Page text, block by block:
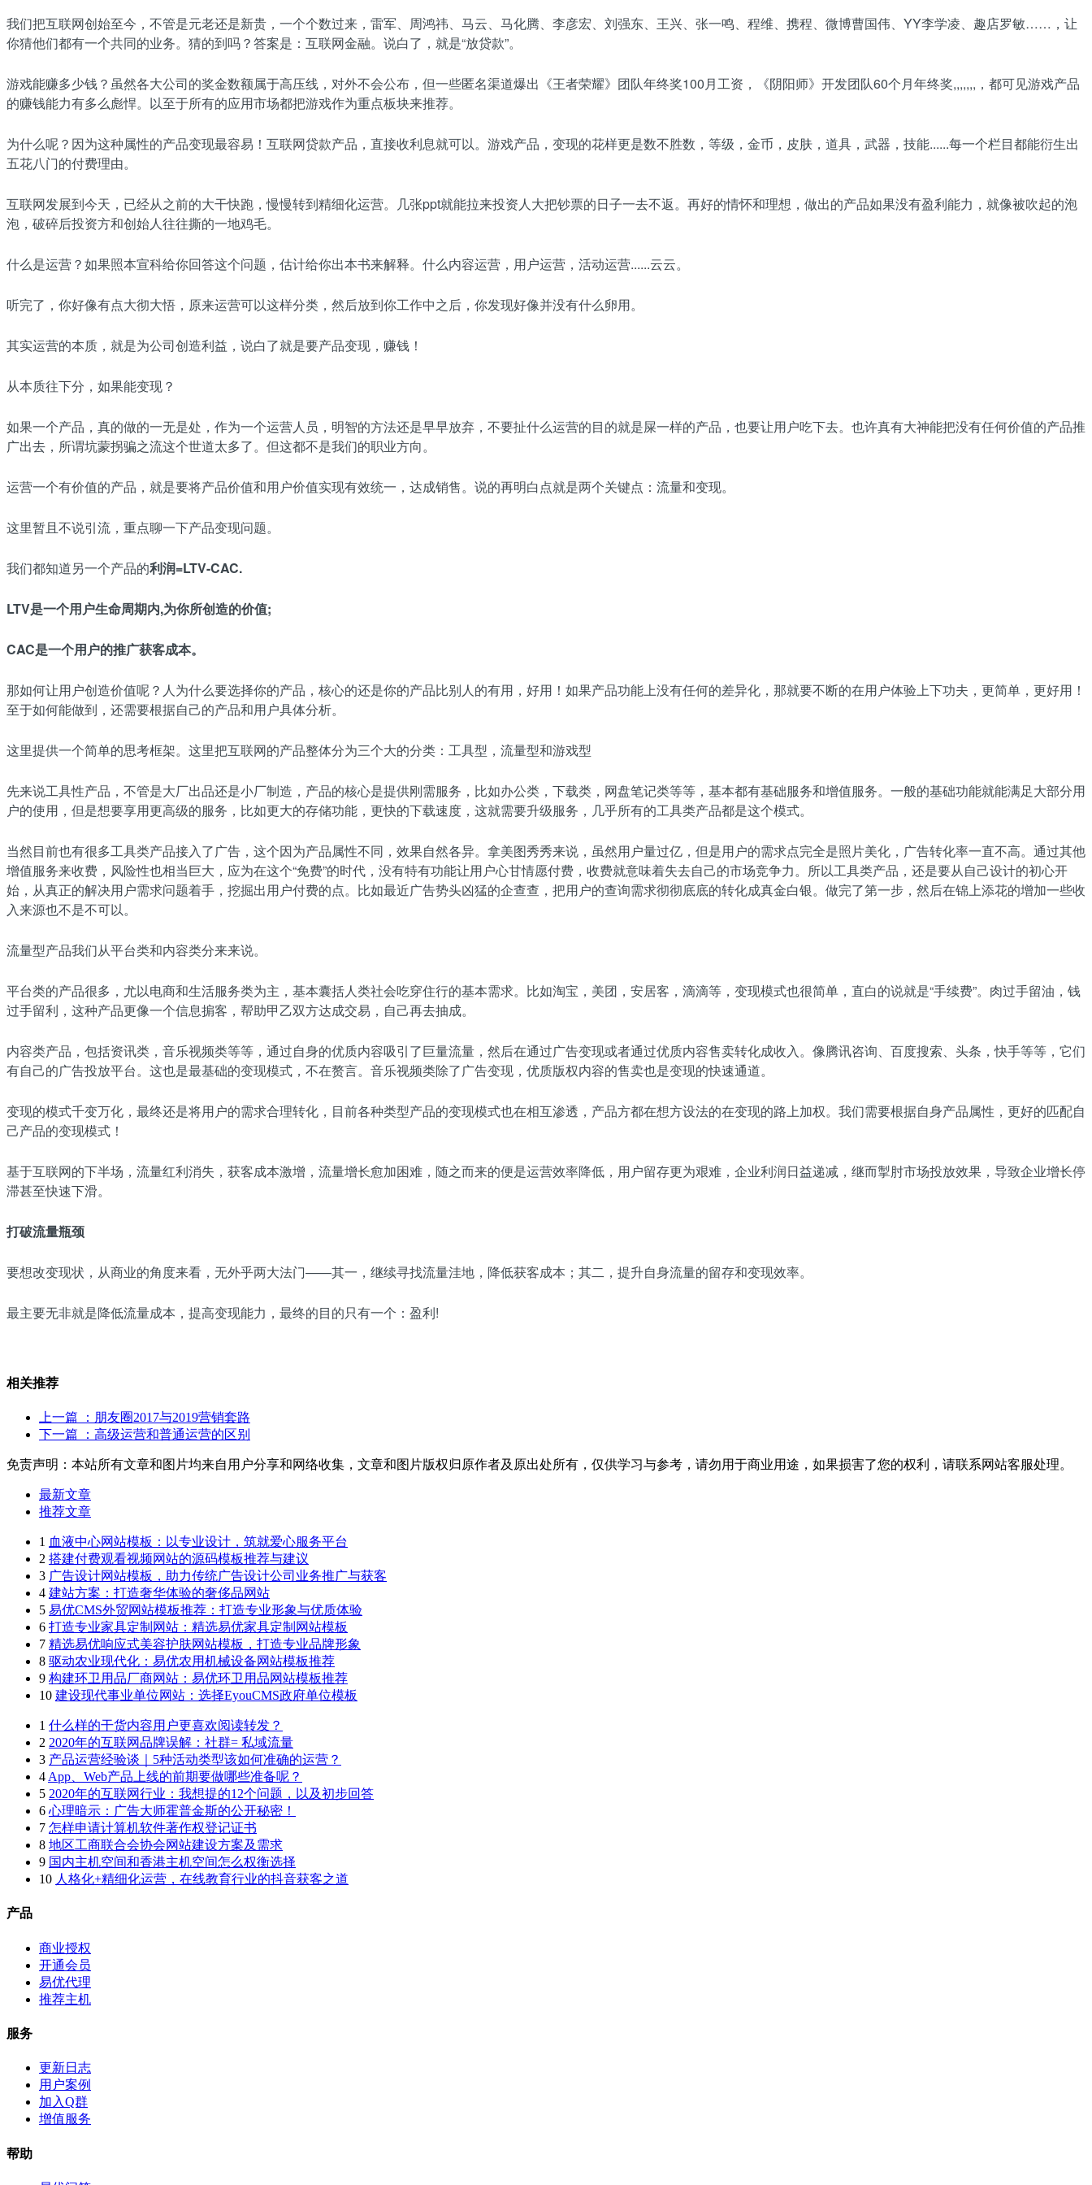
我们把互联网创始至今，不管是元老还是新贵，一个个数过来，雷军、周鸿祎、马云、马化腾、李彦宏、刘强东、王兴、张一鸣、程维、携程、微博曹国伟、YY李学凌、趣店罗敏……，让
你猜他们都有一个共同的业务。猜的到吗？答案是：互联网金融。说白了，就是“放贷款”。
游戏能赚多少钱？虽然各大公司的奖金数额属于高压线，对外不会公布，但一些匿名渠道爆出《王者荣耀》团队年终奖100月工资，《阴阳师》开发团队60个月年终奖,,,,,,,，都可见游戏产品
的赚钱能力有多么彪悍。以至于所有的应用市场都把游戏作为重点板块来推荐。
为什么呢？因为这种属性的产品变现最容易！互联网贷款产品，直接收利息就可以。游戏产品，变现的花样更是数不胜数，等级，金币，皮肤，道具，武器，技能......每一个栏目都能衍生出
五花八门的付费理由。
互联网发展到今天，已经从之前的大干快跑，慢慢转到精细化运营。几张ppt就能拉来投资人大把钞票的日子一去不返。再好的情怀和理想，做出的产品如果没有盈利能力，就像被吹起的泡
泡，破碎后投资方和创始人往往撕的一地鸡毛。
什么是运营？如果照本宣科给你回答这个问题，估计给你出本书来解释。什么内容运营，用户运营，活动运营......云云。
听完了，你好像有点大彻大悟，原来运营可以这样分类，然后放到你工作中之后，你发现好像并没有什么卵用。
其实运营的本质，就是为公司创造利益，说白了就是要产品变现，赚钱！
从本质往下分，如果能变现？
如果一个产品，真的做的一无是处，作为一个运营人员，明智的方法还是早早放弃，不要扯什么运营的目的就是屎一样的产品，也要让用户吃下去。也许真有大神能把没有任何价值的产品推
广出去，所谓坑蒙拐骗之流这个世道太多了。但这都不是我们的职业方向。
运营一个有价值的产品，就是要将产品价值和用户价值实现有效统一，达成销售。说的再明白点就是两个关键点：流量和变现。
这里暂且不说引流，重点聊一下产品变现问题。
我们都知道另一个产品的利润=LTV-CAC.
LTV是一个用户生命周期内,为你所创造的价值;
CAC是一个用户的推广获客成本。
那如何让用户创造价值呢？人为什么要选择你的产品，核心的还是你的产品比别人的有用，好用！如果产品功能上没有任何的差异化，那就要不断的在用户体验上下功夫，更简单，更好用！
至于如何能做到，还需要根据自己的产品和用户具体分析。
这里提供一个简单的思考框架。这里把互联网的产品整体分为三个大的分类：工具型，流量型和游戏型
先来说工具性产品，不管是大厂出品还是小厂制造，产品的核心是提供刚需服务，比如办公类，下载类，网盘笔记类等等，基本都有基础服务和增值服务。一般的基础功能就能满足大部分用
户的使用，但是想要享用更高级的服务，比如更大的存储功能，更快的下载速度，这就需要升级服务，几乎所有的工具类产品都是这个模式。
当然目前也有很多工具类产品接入了广告，这个因为产品属性不同，效果自然各异。拿美图秀秀来说，虽然用户量过亿，但是用户的需求点完全是照片美化，广告转化率一直不高。通过其他
增值服务来收费，风险性也相当巨大，应为在这个“免费”的时代，没有特有功能让用户心甘情愿付费，收费就意味着失去自己的市场竞争力。所以工具类产品，还是要从自己设计的初心开
始，从真正的解决用户需求问题着手，挖掘出用户付费的点。比如最近广告势头凶猛的企查查，把用户的查询需求彻彻底底的转化成真金白银。做完了第一步，然后在锦上添花的增加一些收
入来源也不是不可以。
流量型产品我们从平台类和内容类分来来说。
平台类的产品很多，尤以电商和生活服务类为主，基本囊括人类社会吃穿住行的基本需求。比如淘宝，美团，安居客，滴滴等，变现模式也很简单，直白的说就是“手续费”。肉过手留油，钱
过手留利，这种产品更像一个信息掮客，帮助甲乙双方达成交易，自己再去抽成。
内容类产品，包括资讯类，音乐视频类等等，通过自身的优质内容吸引了巨量流量，然后在通过广告变现或者通过优质内容售卖转化成收入。像腾讯咨询、百度搜索、头条，快手等等，它们
有自己的广告投放平台。这也是最基础的变现模式，不在赘言。音乐视频类除了广告变现，优质版权内容的售卖也是变现的快速通道。
变现的模式千变万化，最终还是将用户的需求合理转化，目前各种类型产品的变现模式也在相互渗透，产品方都在想方设法的在变现的路上加权。我们需要根据自身产品属性，更好的匹配自
己产品的变现模式！
基于互联网的下半场，流量红利消失，获客成本激增，流量增长愈加困难，随之而来的便是运营效率降低，用户留存更为艰难，企业利润日益递减，继而掣肘市场投放效果，导致企业增长停
滞甚至快速下滑。
打破流量瓶颈
要想改变现状，从商业的角度来看，无外乎两大法门——其一，继续寻找流量洼地，降低获客成本；其二，提升自身流量的留存和变现效率。
最主要无非就是降低流量成本，提高变现能力，最终的目的只有一个：盈利!
相关推荐
上一篇
：朋友圈2017与2019营销套路
下一篇
：高级运营和普通运营的区别
免责声明：本站所有文章和图片均来自用户分享和网络收集，文章和图片版权归原作者及原出处所有，仅供学习与参考，请勿用于商业用途，如果损害了您的权利，请联系网站客服处理。
最新文章
推荐文章
1 血液中心网站模板：以专业设计，筑就爱心服务平台
2 搭建付费观看视频网站的源码模板推荐与建议
3 广告设计网站模板，助力传统广告设计公司业务推广与获客
4 建站方案：打造奢华体验的奢侈品网站
5 易优CMS外贸网站模板推荐：打造专业形象与优质体验
6 打造专业家具定制网站：精选易优家具定制网站模板
7 精选易优响应式美容护肤网站模板，打造专业品牌形象
8 驱动农业现代化：易优农用机械设备网站模板推荐
9 构建环卫用品厂商网站：易优环卫用品网站模板推荐
10 建设现代事业单位网站：选择EyouCMS政府单位模板
1 什么样的干货内容用户更喜欢阅读转发？
2 2020年的互联网品牌误解：社群= 私域流量
3 产品运营经验谈｜5种活动类型该如何准确的运营？
4 App、Web产品上线的前期要做哪些准备呢？
5 2020年的互联网行业：我想提的12个问题，以及初步回答
6 心理暗示：广告大师霍普金斯的公开秘密！
7 怎样申请计算机软件著作权登记证书
8 地区工商联合会协会网站建设方案及需求
9 国内主机空间和香港主机空间怎么权衡选择
10 人格化+精细化运营，在线教育行业的抖音获客之道
产品
商业授权
开通会员
易优代理
推荐主机
服务
更新日志
用户案例
加入Q群
增值服务
帮助